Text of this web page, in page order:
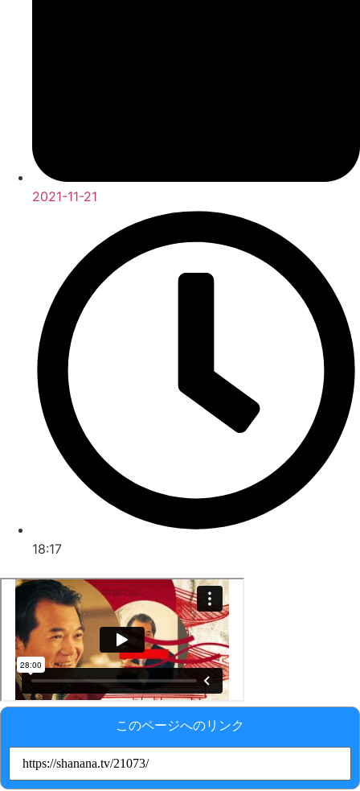
2021-11-21
18:17
このページへのリンク